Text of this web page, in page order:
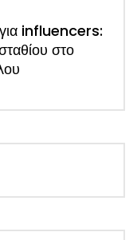
influencers:
στο